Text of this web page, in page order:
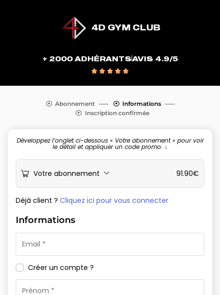
4D GYM CLUB
+ 2000 ADHÉRANTSAVIS 4.9/5
    
Abonnement
Informations
Inscription confirmée
Développez l’onglet ci-dessous « Votre abonnement » pour voir
le détail et appliquer un code promo. ↓
Votre abonnement 91.90€
Déjà client ? Cliquez ici pour vous connecter
Informations
Créer un compte ?